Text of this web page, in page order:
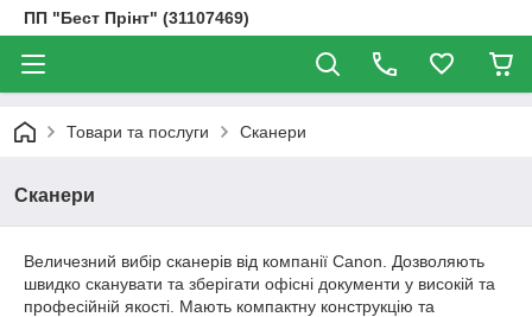
ПП "Бест Прінт" (31107469)
Товари та послуги Сканери
Сканери
Величезний вибір сканерів від компанії Canon. Дозволяють
швидко сканувати та зберігати офісні документи у високій та
професійній якості. Мають компактну конструкцію та